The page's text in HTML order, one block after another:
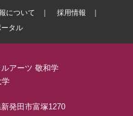
について
採用情報
タル
発田市富塚1270